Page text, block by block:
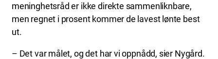
meninghetsråd er ikke direkte sammenliknbare,
men regnet i prosent kommer de lavest lønte best
ut.
– Det var målet, og det har vi oppnådd, sier Nygård.